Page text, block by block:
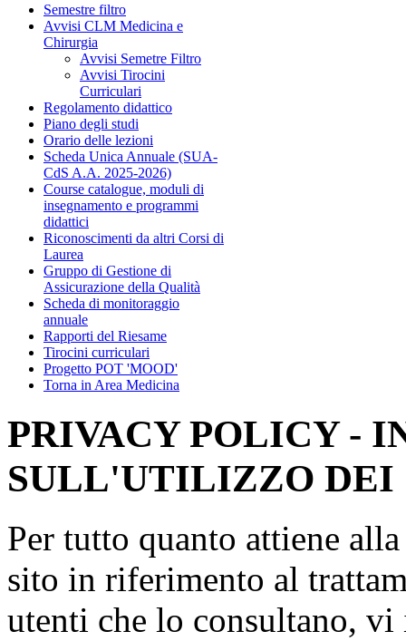
Semestre filtro
Avvisi CLM Medicina e
Chirurgia
Avvisi Semetre Filtro
Avvisi Tirocini
Curriculari
Regolamento didattico
Piano degli studi
Orario delle lezioni
Scheda Unica Annuale (SUA-
CdS A.A. 2025-2026)
Course catalogue, moduli di
insegnamento e programmi
didattici
Riconoscimenti da altri Corsi di
Laurea
Gruppo di Gestione di
Assicurazione della Qualità
Scheda di monitoraggio
annuale
Rapporti del Riesame
Tirocini curriculari
Progetto POT 'MOOD'
Torna in Area Medicina
PRIVACY POLICY -
SULL'UTILIZZO DEI
Per tutto quanto attiene
sito in riferimento al
utenti che lo consultano,